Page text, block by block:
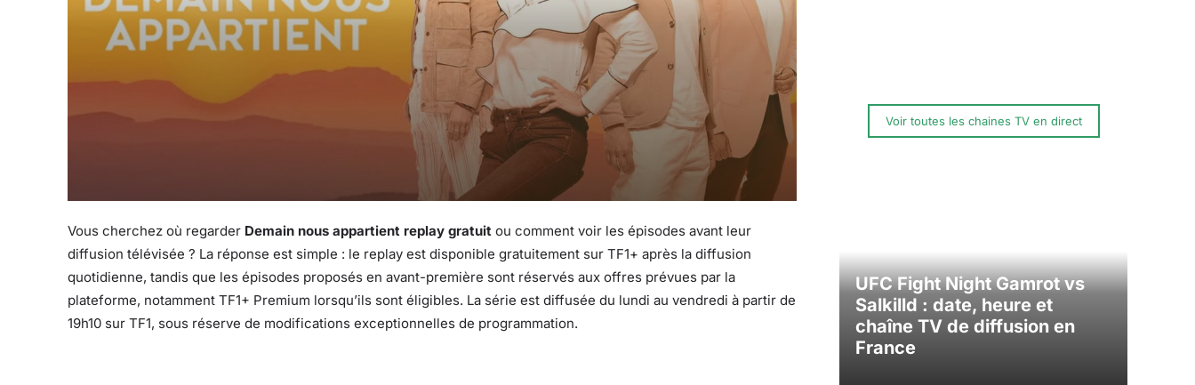
Vous cherchez où regarder Demain nous appartient replay gratuit ou comment voir les épisodes avant leur
diffusion télévisée ? La réponse est simple : le replay est disponible gratuitement sur TF1+ après la diffusion
quotidienne, tandis que les épisodes proposés en avant-première sont réservés aux offres prévues par la
plateforme, notamment TF1+ Premium lorsqu’ils sont éligibles. La série est diffusée du lundi au vendredi à partir de
19h10 sur TF1, sous réserve de modifications exceptionnelles de programmation.
Voir toutes les chaines TV en direct
UFC Fight Night Gamrot vs
Salkilld : date, heure et
chaîne TV de diffusion en
France